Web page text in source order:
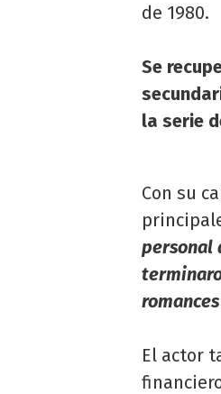
de 1980.
Se
la serie
Con su
personal
El actor